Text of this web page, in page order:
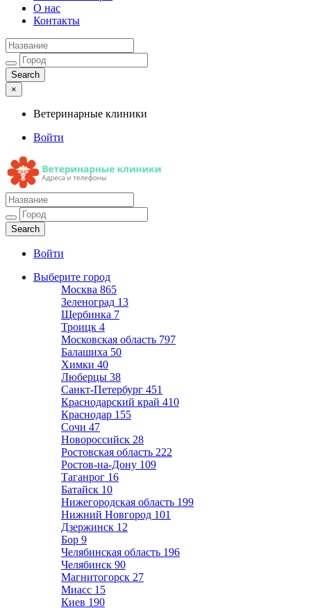
О нас
Контакты
×
Ветеринарные клиники
Войти
Ветеринарные клиники
Адреса и телефоны
Войти
Выберите город
Москва 865
Зеленоград 13
Щербинка 7
Троицк 4
Московская область 797
Балашиха 50
Химки 40
Люберцы 38
Санкт-Петербург 451
Краснодарский край 410
Краснодар 155
Сочи 47
Новороссийск 28
Ростовская область 222
Ростов-на-Дону 109
Таганрог 16
Батайск 10
Нижегородская область 199
Нижний Новгород 101
Дзержинск 12
Бор 9
Челябинская область 196
Челябинск 90
Магнитогорск 27
Миасс 15
Киев 190